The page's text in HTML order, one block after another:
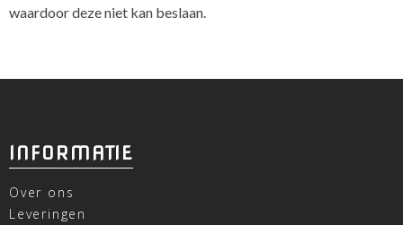
waardoor deze niet kan beslaan.
INFORMATIE
Over ons
Leveringen